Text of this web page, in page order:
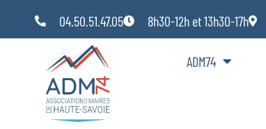
04.50.51.47.05 8h30-12h et 13h30-17h
ADM74